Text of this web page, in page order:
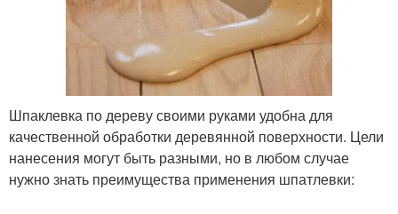
Шпаклевка по дереву своими руками удобна для
качественной обработки деревянной поверхности. Цели
нанесения могут быть разными, но в любом случае
нужно знать преимущества применения шпатлевки: